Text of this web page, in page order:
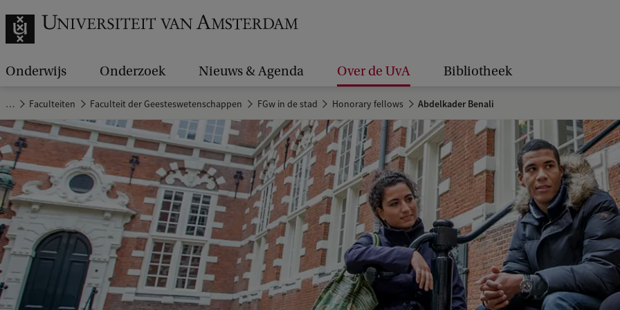
Onderwijs Onderzoek Nieuws & Agenda Over de UvA Bibliotheek
… Faculteiten Faculteit der Geesteswetenschappen FGw in de stad Honorary fellows Abdelkader Benali